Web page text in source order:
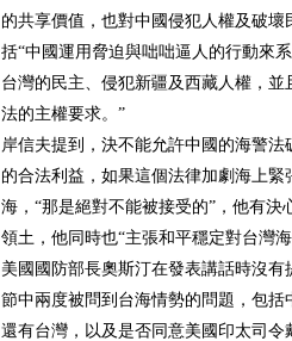
的共享價值，也對中國侵犯人權及破
括“中國運用脅迫與咄咄逼人的行動來
台灣的民主、侵犯新疆及西藏人權，
法的主權要求。”
岸信夫提到，決不能允許中國的海警
的合法利益，如果這個法律加劇海上
海，“那是絕對不能被接受的”，他有決
領土，他同時也“主張和平穩定對台灣
美國國防部長奧斯汀在發表講話時沒
節中兩度被問到台海情勢的問題，包
還有台灣，以及是否同意美國印太司